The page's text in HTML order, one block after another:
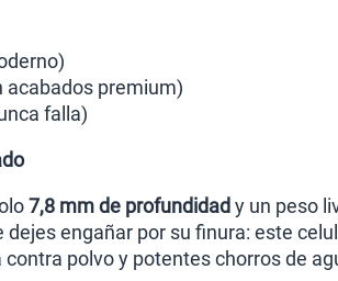
premium)
falla)
7,8 mm de profundidad y un peso
engañar por su finura: este
polvo y potentes chorros de